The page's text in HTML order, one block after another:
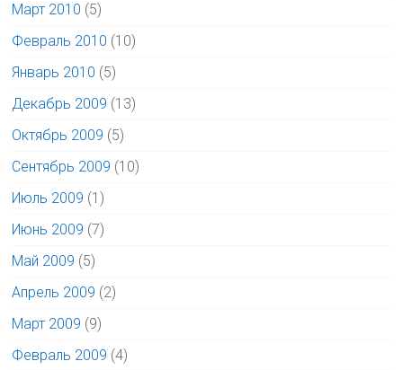
Март 2010 (5)
Февраль 2010 (10)
Январь 2010 (5)
Декабрь 2009 (13)
Октябрь 2009 (5)
Сентябрь 2009 (10)
Июль 2009 (1)
Июнь 2009 (7)
Май 2009 (5)
Апрель 2009 (2)
Март 2009 (9)
Февраль 2009 (4)